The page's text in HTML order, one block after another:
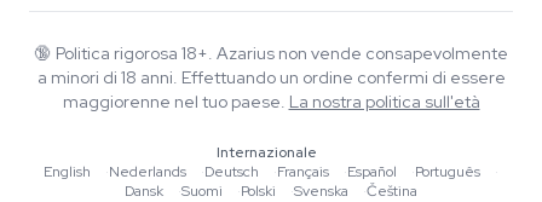
FAQ
Informativa sulla privacy
Wiki
Blog
Scrittori
Strumenti e Calcolatori
🔞 Politica rigorosa 18+. Azarius non vende consapevolmente
a minori di 18 anni. Effettuando un ordine confermi di essere
maggiorenne nel tuo paese. La nostra politica sull'età
Internazionale
English
·Nederlands ·Deutsch ·Français ·Español ·Português
·
Dansk
·Suomi ·Polski ·Svenska ·Čeština